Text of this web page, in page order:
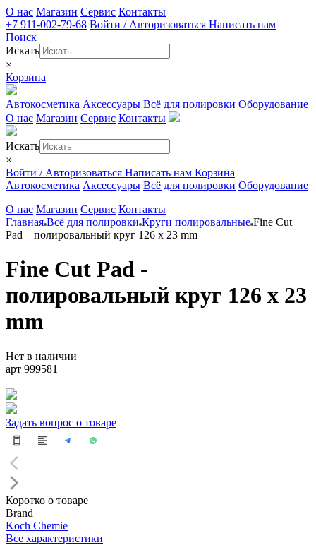
О нас Магазин Сервис Контакты
+7 911-002-79-68 Войти / Авторизоваться Написать нам
Поиск
Искать
×
Корзина
Автокосметика Аксессуары Всё для полировки Оборудование
О нас Магазин Сервис Контакты
Искать
×
Войти / Авторизоваться Написать нам Корзина
Автокосметика Аксессуары Всё для полировки Оборудование
О нас Магазин Сервис Контакты
Главная Всё для полировки Круги полировальные Fine Cut
Pad – полировальный круг 126 x 23 mm
Fine Cut Pad -
полировальный круг 126 x 23
mm
Нет в наличии
арт 999581
Задать вопрос о товаре
Коротко о товаре
Brand
Koch Chemie
Все характеристики